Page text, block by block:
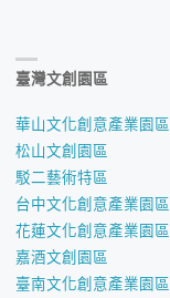
臺灣文創園區
華山文化創意產業園區
松山文創園區
駁二藝術特區
台中文化創意產業園區
花蓮文化創意產業園區
嘉酒文創園區
臺南文化創意產業園區